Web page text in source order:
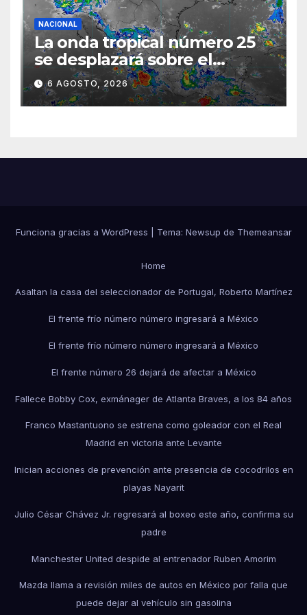
NACIONAL
La onda tropical número 25
se desplazará sobre el
sureste mexicano
6 AGOSTO, 2026
Funciona gracias a WordPress Tema: Newsup de Themeansar
Home
Asaltan la casa del seleccionador de Portugal, Roberto Martínez
El frente frío número número ingresará a México
El frente frío número número ingresará a México
El frente número 26 dejará de afectar a México
Fallece Bobby Cox, exmánager de Atlanta Braves, a los 84 años
Franco Mastantuono se estrena como goleador con el Real
Madrid en victoria ante Levante
Inician acciones de prevención ante presencia de cocodrilos en
playas Nayarit
Julio César Chávez Jr. regresará al boxeo este año, confirma su
padre
Manchester United despide al entrenador Ruben Amorim
Mazda llama a revisión miles de autos en México por falla que
puede dejar al vehículo sin gasolina